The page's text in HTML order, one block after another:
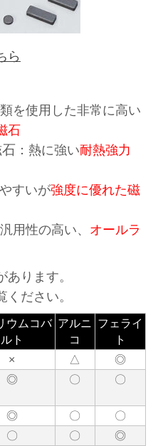
ら
類を使用した非常に高い
石
：熱に強い耐熱強力
すいが強度に優れた磁
用性の高い、 オールラ
ります。
ださい。
ウムコバ
ルト
アルニ
コ
フェライ
ト
× △
◎
◎ 〇 〇
◎ 〇
〇
〇 〇
◎